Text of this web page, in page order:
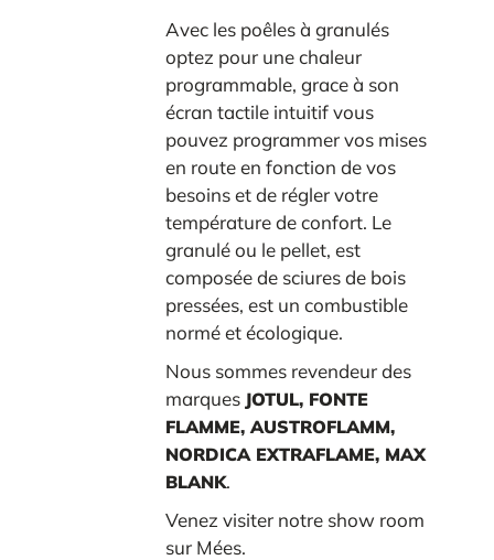
Avec les poêles à granulés
optez pour une chaleur
programmable, grace à son
écran tactile intuitif vous
pouvez programmer vos mises
en route en fonction de vos
besoins et de régler votre
température de confort. Le
granulé ou le pellet, est
composée de sciures de bois
pressées, est un combustible
normé et écologique.
Nous sommes revendeur des
marques JOTUL, FONTE
FLAMME, AUSTROFLAMM,
NORDICA EXTRAFLAME, MAX
BLANK.
Venez visiter notre show room
sur Mées.